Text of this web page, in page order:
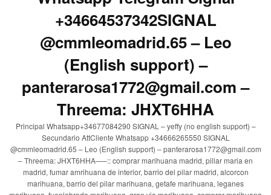
+34664537342SIGNAL
@cmmleomadrid.65 – Leo
(English support) –
panterarosa1772@gmail.com –
Threema: JHXT6HHA
Principal Whatsapp+34677084290 SIGNAL – yeffy (no english support) –
Secundario AttCliente Whatsapp +34666265550 SIGNAL
@cmmleomadrid.65 – Leo (English support) – panterarosa1772@gmail.com
– Threema: JHXT6HHA—–:: comprar marihuana madrid, pillar maria en
madrid, fumar amrihuana de interior, barrio del pilar madrid, alcorcon
marihuana, barrio del pilar marihuana, getafe marihuana, leganes